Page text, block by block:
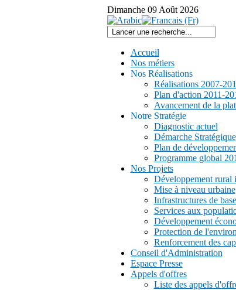
Dimanche 09 Août 2026
Accueil
Nos métiers
Nos Réalisations
Réalisations 2007-
Plan d'action 2011-
Avancement de la
Notre Stratégie
Diagnostic actuel
Démarche Stratégique
Plan de
Programme global
Nos Projets
Développement rural
Mise à niveau urbaine
Infrastructures de
Services aux
Développement
Protection de
Renforcement des
Conseil d'Administration
Espace Presse
Appels d'offres
Liste des appels